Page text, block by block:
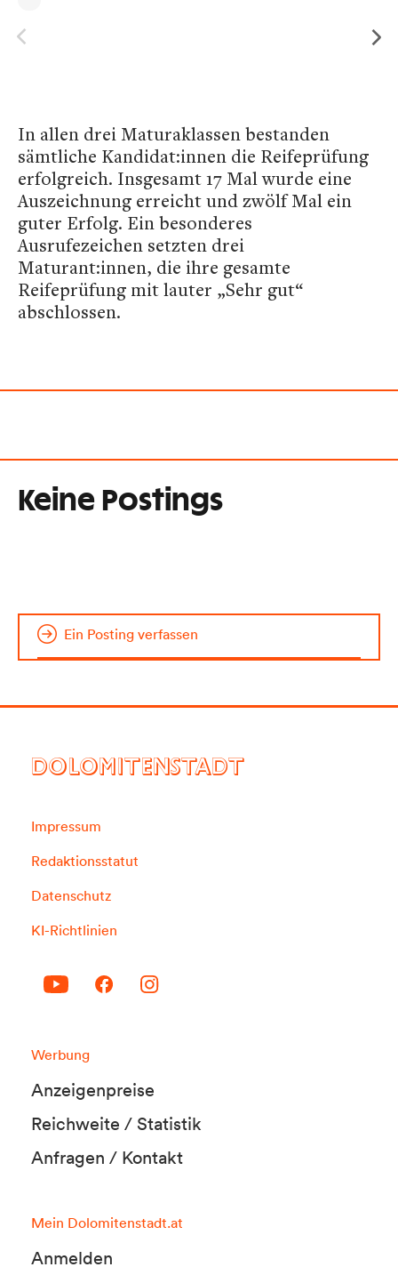
In allen drei Maturaklassen bestanden
sämtliche Kandidat:innen die Reifeprüfung
erfolgreich. Insgesamt 17 Mal wurde eine
Auszeichnung erreicht und zwölf Mal ein
guter Erfolg. Ein besonderes
Ausrufezeichen setzten drei
Maturant:innen, die ihre gesamte
Reifeprüfung mit lauter „Sehr gut“
abschlossen.
Keine Postings
Ein Posting verfassen
DOLOMITENSTADT
Impressum
Redaktionsstatut
Datenschutz
KI-Richtlinien
Werbung
Anzeigenpreise
Reichweite / Statistik
Anfragen / Kontakt
Mein Dolomitenstadt.at
Anmelden